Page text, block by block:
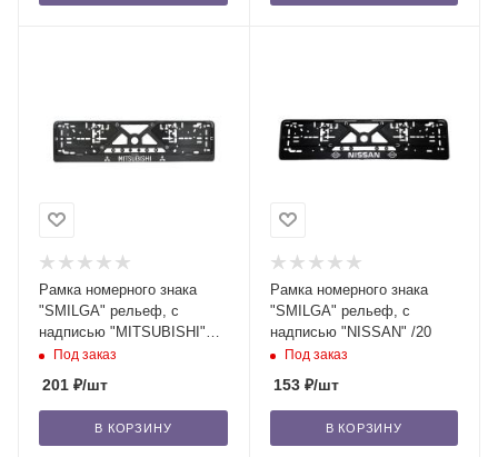
Рамка номерного знака
"SMILGA" рельеф, с
надписью "MITSUBISHI"
/20Под заказ
201 ₽/шт
В КОРЗИНУ
Рамка номерного знака
"SMILGA" рельеф, с
надписью "NISSAN" /20
Под заказ
153₽/шт
В КОРЗИНУ